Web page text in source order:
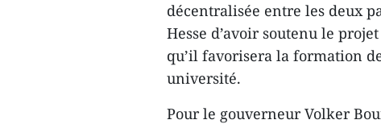
décentralisée entre les deux
Hesse d’avoir soutenu le
qu’​il favorisera la formation
université.
Pour le gouverneur Volker